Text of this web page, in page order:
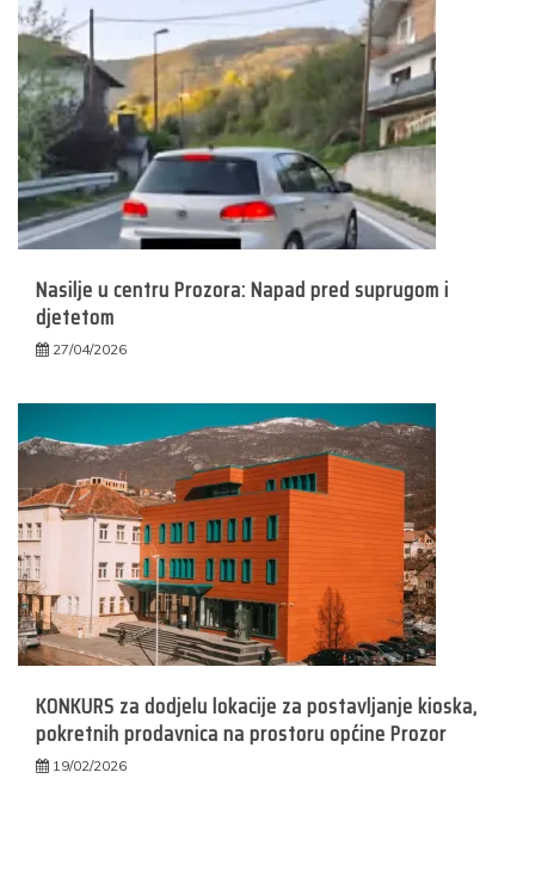
Nasilje u centru Prozora: Napad pred suprugom i
djetetom
27/04/2026
KONKURS za dodjelu lokacije za postavljanje kioska,
pokretnih prodavnica na prostoru općine Prozor
19/02/2026